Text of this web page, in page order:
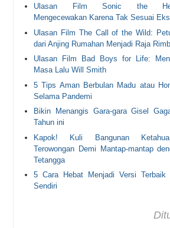
Ulasan Film Sonic the
Mengecewakan Karena Tak Sesuai
Ulasan Film The Call of the Wild:
dari Anjing Rumahan Menjadi Raja
Ulasan Film Bad Boys for Life:
Masa Lalu Will Smith
5 Tips Aman Berbulan Madu atau
Selama Pandemi
Bikin Menangis Gara-gara Gisel
Tahun ini
Kapok! Kuli Bangunan
Terowongan Demi Mantap-mantap
Tetangga
5 Cara Hebat Menjadi Versi Terbaik
Sendiri